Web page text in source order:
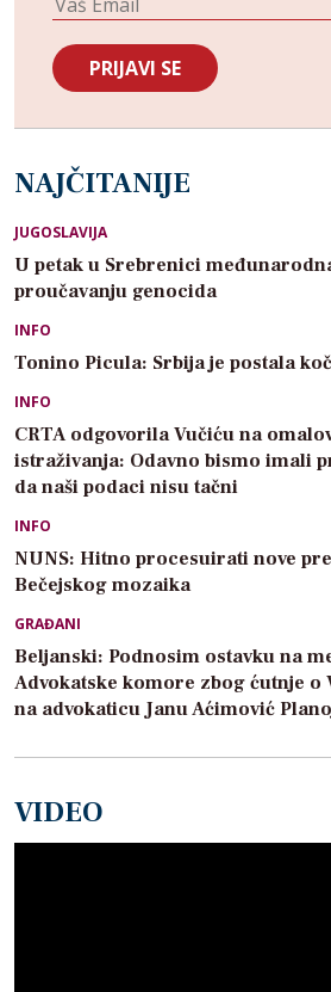
NAJČITANIJE
JUGOSLAVIJA
U petak u Srebrenici
proučavanju genocida
INFO
Tonino Picula: Srbija je postala
INFO
CRTA odgovorila Vučiću na
istraživanja: Odavno bismo imali
da naši podaci nisu tačni
INFO
NUNS: Hitno procesuirati nove
Bečejskog mozaika
GRAĐANI
Beljanski: Podnosim ostavku na
Advokatske komore zbog ćutnje o
na advokaticu Janu Aćimović
VIDEO